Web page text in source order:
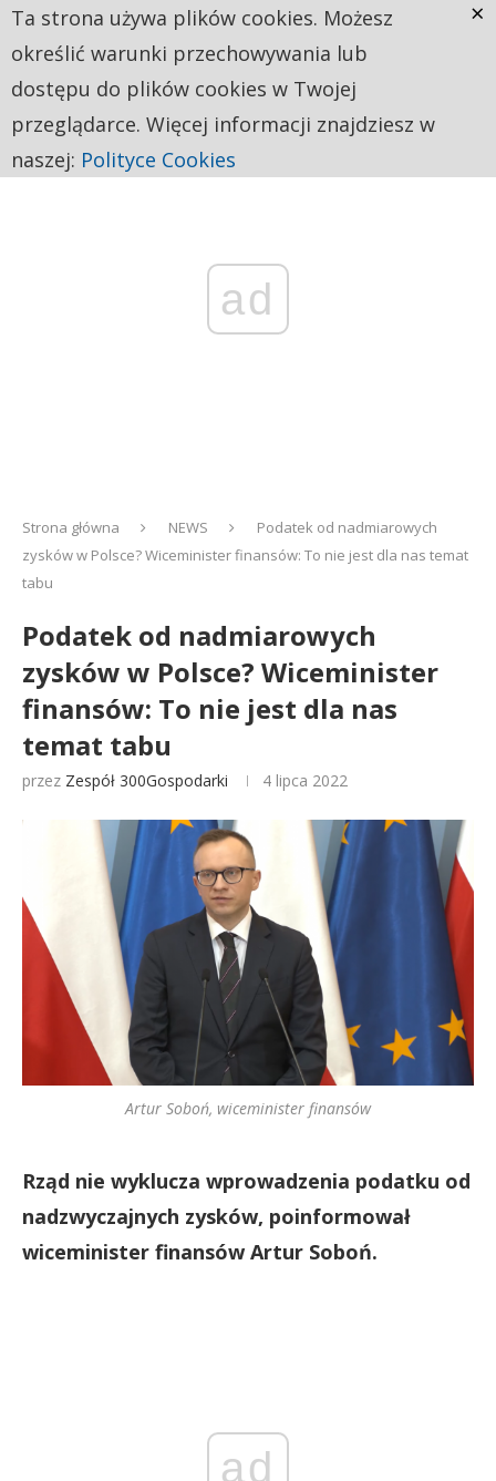
ad
Strona główna NEWS
Podatek od nadmiarowych
zysków w Polsce? Wiceminister finansów: To nie jest dla nas temat
tabu
Podatek od nadmiarowych
zysków w Polsce? Wiceminister
finansów: To nie jest dla nas
temat tabu
przez Zespół 300Gospodarki 4 lipca 2022
Artur Soboń, wiceminister finansów
Rząd nie wyklucza wprowadzenia podatku od
nadzwyczajnych zysków, poinformował
wiceminister finansów Artur Soboń.
ad
Ta strona używa plików cookies. Możesz
określić warunki przechowywania lub
dostępu do plików cookies w Twojej
przeglądarce. Więcej informacji znajdziesz w
naszej: Polityce Cookies
×